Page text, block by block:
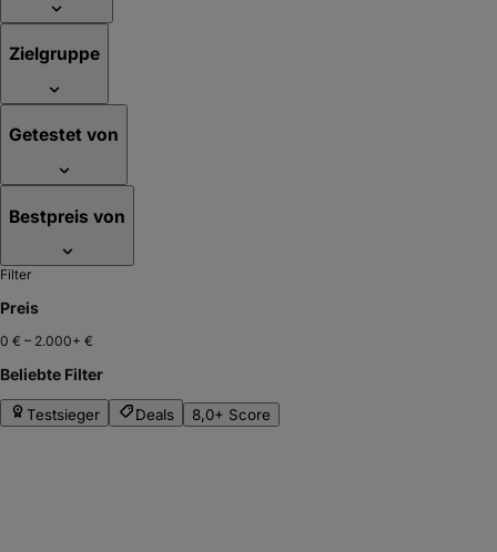
Zielgruppe
Getestet von
Bestpreis von
Filter
Preis
0 € – 2.000+ €
Beliebte Filter
Testsieger Deals 8,0+ Score